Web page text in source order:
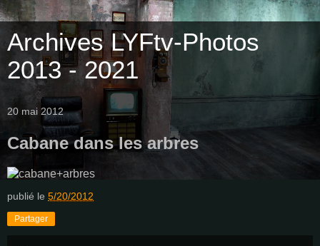
Archives LYFtv-Photos
2013 - 2021
20 mai 2012
Cabane dans les arbres
publié le 5/20/2012
Partager